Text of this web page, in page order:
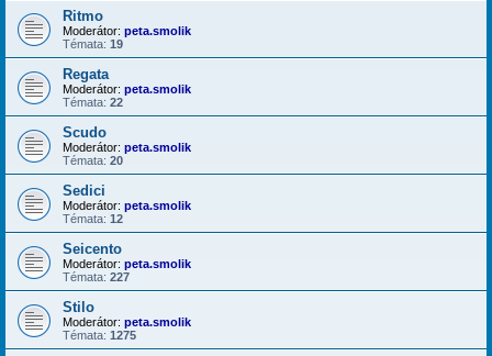
Ritmo
Moderátor: peta.smolik
Témata: 19
Regata
Moderátor: peta.smolik
Témata: 22
Scudo
Moderátor: peta.smolik
Témata: 20
Sedici
Moderátor: peta.smolik
Témata: 12
Seicento
Moderátor: peta.smolik
Témata: 227
Stilo
Moderátor: peta.smolik
Témata: 1275